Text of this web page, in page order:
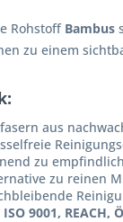
Rohstoff Bambus
zu einem
aus
zu
zu reinen
ISO 9001, REACH,